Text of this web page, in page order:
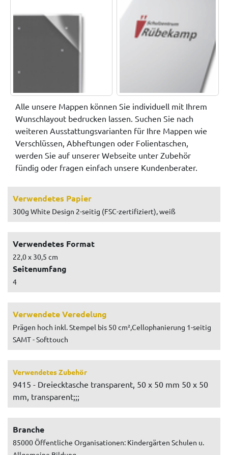
Alle unsere Mappen können Sie individuell mit Ihrem
Wunschlayout bedrucken lassen. Suchen Sie nach
weiteren Ausstattungsvarianten für Ihre Mappen wie
Verschlüssen, Abheftungen oder Folientaschen,
werden Sie auf unserer Webseite unter Zubehör
fündig oder fragen einfach unsere Kundenberater.
Verwendetes Papier
300g White Design 2-seitig (FSC-zertifiziert), weiß
Verwendetes Format
22,0 x 30,5 cm
Seitenumfang
4
Verwendete Veredelung
Prägen hoch inkl. Stempel bis 50 cm²,Cellophanierung 1-seitig
SAMT - Softtouch
Verwendetes Zubehör
9415 - Dreiecktasche transparent, 50 x 50 mm 50 x 50
mm, transparent;;;
Branche
85000 Öffentliche Organisationen: Kindergärten Schulen u.